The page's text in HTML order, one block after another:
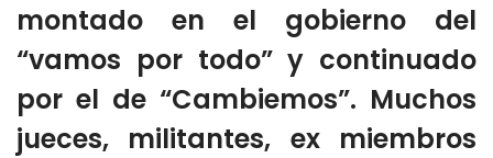
montado en el gobierno del
“vamos por todo” y continuado
por el de “Cambiemos”. Muchos
jueces, militantes, ex miembros